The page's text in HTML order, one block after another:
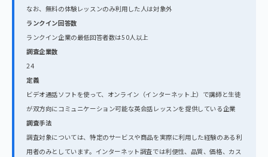
なお、無料の体験レッスンのみ利用した人は対象外
ランクイン回答数
ランクイン企業の最低回答者数は50人以上
調査企業数
24
定義
ビデオ通話ソフトを使って、オンライン（インターネット上）で講師と生徒
が双方向にコミュニケーション可能な英会話レッスンを提供している企業
調査手法
調査対象については、特定のサービスや商品を実際に利用した経験のある利
用者のみとしています。インターネット調査では利便性、品質、価格、カス